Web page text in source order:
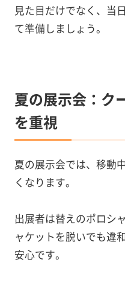
見た目だけでなく、当
て準備しましょう。
夏の展示会：ク
を重視
夏の展示会では、移動
くなります。
出展者は替えのポロシ
ャケットを脱いでも違
安心です。